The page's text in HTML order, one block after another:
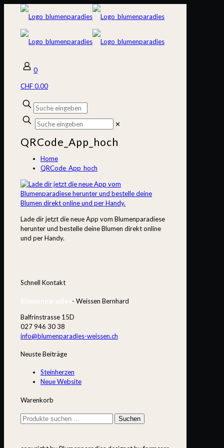
0
CHF 0.00
✕
QRCode_App_hoch
Home
QRCode_App_hoch
Lade dir jetzt die neue App vom Blumenparadiese
herunter und bestelle deine Blumen direkt online
und per Handy.
Schnell Kontakt
- Weissen Bernhard
Balfrinstrasse 15D
027 946 30 38
info@blumenparadies-weissen.ch
Neuste Beiträge
Steinherzen
Neue Website
Warenkorb
Suchen
Suchen